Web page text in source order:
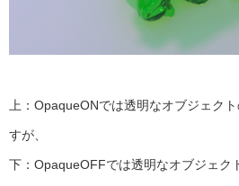
上：OpaqueONでは透明なオブジェク
すが、
下：OpaqueOFFでは透明なオブジェク